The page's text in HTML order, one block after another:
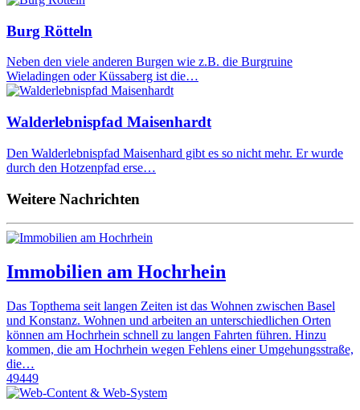
Burg Rötteln
Neben den viele anderen Burgen wie z.B. die Burgruine
Wieladingen oder Küssaberg ist die…
Walderlebnispfad Maisenhardt
Den Walderlebnispfad Maisenhard gibt es so nicht mehr. Er wurde
durch den Hotzenpfad erse…
Weitere Nachrichten
Immobilien am Hochrhein
Das Topthema seit langen Zeiten ist das Wohnen zwischen Basel
und Konstanz. Wohnen und arbeiten an unterschiedlichen Orten
können am Hochrhein schnell zu langen Fahrten führen. Hinzu
kommen, die am Hochrhein wegen Fehlens einer Umgehungsstraße,
die…
49449